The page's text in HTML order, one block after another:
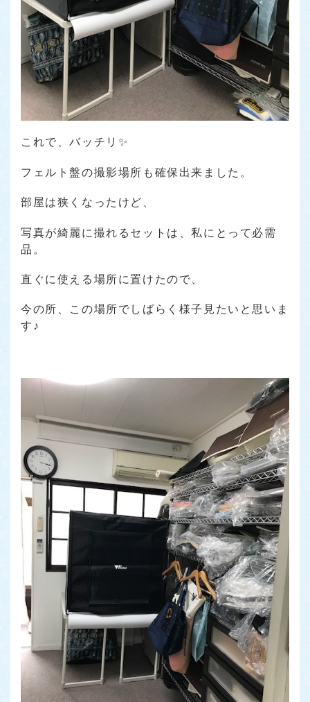
これで、バッチリ✨
フェルト盤の撮影場所も確保出来ました。
部屋は狭くなったけど、
写真が綺麗に撮れるセットは、私にとって必需
品。
直ぐに使える場所に置けたので、
今の所、この場所でしばらく様子見たいと思いま
す♪